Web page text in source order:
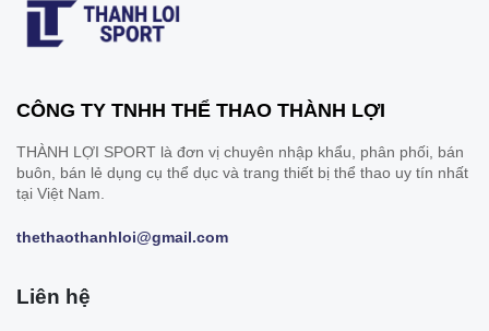
CÔNG TY TNHH THỂ THAO THÀNH LỢI
THÀNH LỢI SPORT là đơn vị chuyên nhập khẩu, phân phối, bán
buôn, bán lẻ dụng cụ thể dục và trang thiết bị thể thao uy tín nhất
tại Việt Nam.
thethaothanhloi@gmail.com
Liên hệ